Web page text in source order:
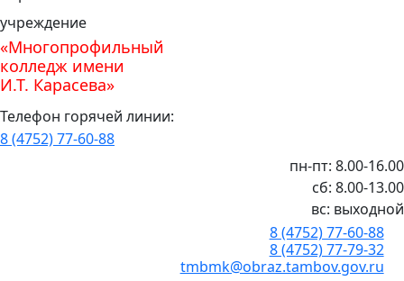
учреждение
«Многопрофильный
колледж имени
И.Т. Карасева»
Телефон горячей линии:
8 (4752) 77-60-88
пн-пт: 8.00-16.00
сб: 8.00-13.00
вс: выходной
8 (4752) 77-60-88
8 (4752) 77-79-32
tmbmk@obraz.tambov.gov.ru